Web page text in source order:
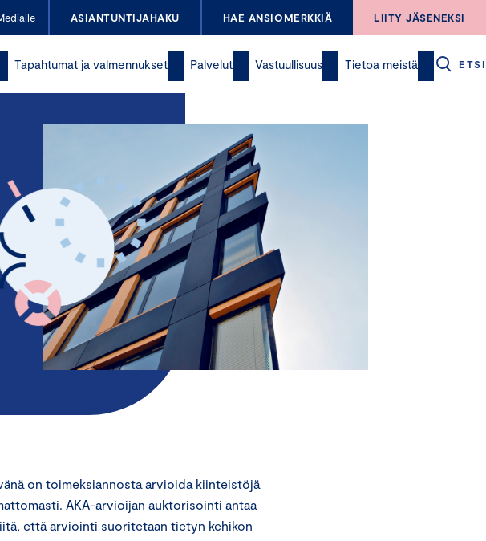
ASIANTUNTIJAHAKU HAE ANSIOMERKKIÄ LIITY JÄSENEKSI
Tapahtumat ja valmennukset Palvelut Vastuullisuus Tietoa meistä ETSI
on toimeksiannosta arvioida kiinteistöjä
AKA-arvioijan auktorisointi antaa
että arviointi suoritetaan tietyn kehikon